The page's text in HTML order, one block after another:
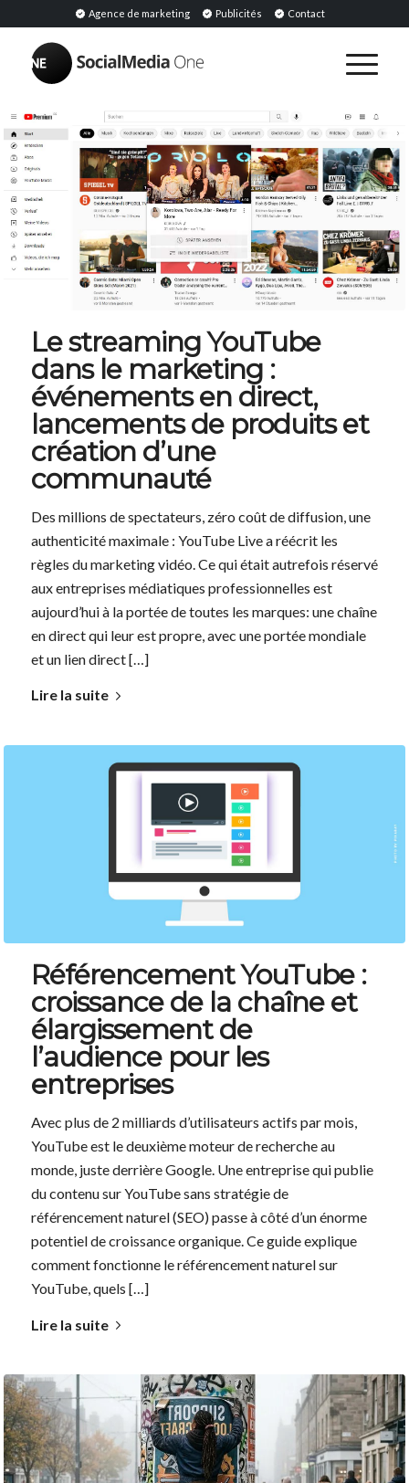
Agence de marketing Publicités Contact
Le streaming YouTube
dans le marketing :
événements en direct,
lancements de produits et
création d’une
communauté
Des millions de spectateurs, zéro coût de diffusion, une
authenticité maximale : YouTube Live a réécrit les
règles du marketing vidéo. Ce qui était autrefois réservé
aux entreprises médiatiques professionnelles est
aujourd’hui à la portée de toutes les marques: une chaîne
en direct qui leur est propre, avec une portée mondiale
et un lien direct […]
Lire la suite
Référencement YouTube :
croissance de la chaîne et
élargissement de
l’audience pour les
entreprises
Avec plus de 2 milliards d’utilisateurs actifs par mois,
YouTube est le deuxième moteur de recherche au
monde, juste derrière Google. Une entreprise qui publie
du contenu sur YouTube sans stratégie de
référencement naturel (SEO) passe à côté d’un énorme
potentiel de croissance organique. Ce guide explique
comment fonctionne le référencement naturel sur
YouTube, quels […]
Lire la suite